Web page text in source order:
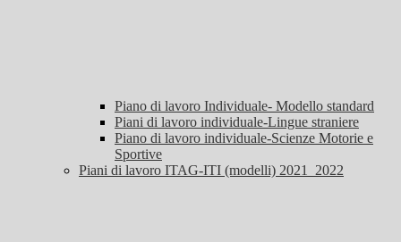
Piano di lavoro Individuale- Modello standard
Piani di lavoro individuale-Lingue straniere
Piano di lavoro individuale-Scienze Motorie e
Sportive
Piani di lavoro ITAG-ITI (modelli) 2021_2022